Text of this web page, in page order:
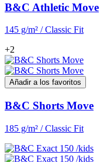
B&C Athletic Move
145 g/m² / Classic Fit
+2
Añadir a los favoritos
B&C Shorts Move
185 g/m² / Classic Fit